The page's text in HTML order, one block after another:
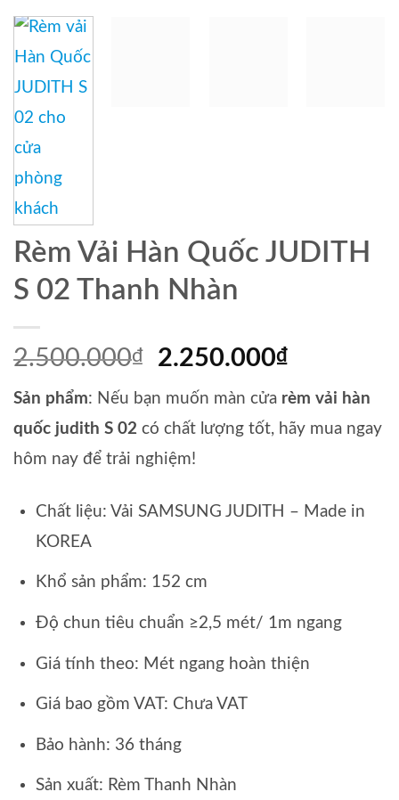
Rèm Vải Hàn Quốc JUDITH
S 02 Thanh Nhàn
2.500.000₫
Giá
gốc
là:
2.500.000₫.
2.250.000₫
tại
là:
Sản phẩm: Nếu bạn muốn màn cửa rèm vải hàn
quốc judith S 02 có chất lượng tốt, hãy mua ngay
hôm nay để trải nghiệm!
Chất liệu: Vải SAMSUNG JUDITH – Made in
KOREA
Khổ sản phẩm: 152 cm
Độ chun tiêu chuẩn ≥2,5 mét/ 1m ngang
Giá tính theo: Mét ngang hoàn thiện
Giá bao gồm VAT: Chưa VAT
Bảo hành: 36 tháng
Sản xuất: Rèm Thanh Nhàn